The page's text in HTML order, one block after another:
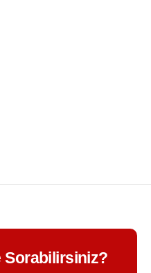
Sorabilirsiniz?